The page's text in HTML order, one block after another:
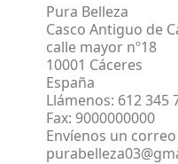
Pura Belleza
Casco Antiguo de
calle mayor nº18
10001 Cáceres
España
Llámenos: 612 345
Fax: 9000000000
Envíenos un